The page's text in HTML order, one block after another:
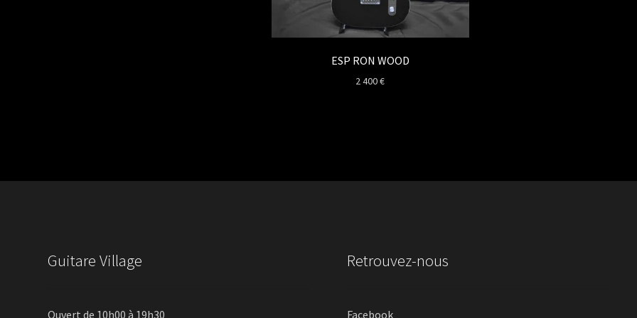
ESP RON WOOD
2 400€
Guitare Village
Ouvert de 10h00 à 19h30
Retrouvez-nous
Facebook